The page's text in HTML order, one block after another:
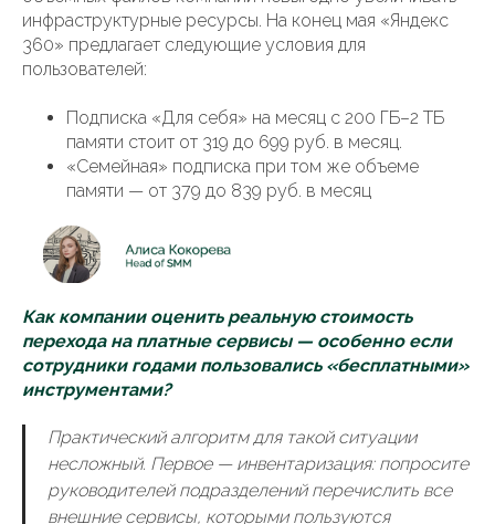
инфраструктурные ресурсы. На конец мая «Яндекс
360» предлагает следующие условия для
пользователей:
Подписка «Для себя» на месяц с 200 ГБ–2 ТБ
памяти стоит от 319 до 699 руб. в месяц.
«Семейная» подписка при том же объеме
памяти — от 379 до 839 руб. в месяц
Как компании оценить реальную стоимость
перехода на платные сервисы — особенно если
сотрудники годами пользовались «бесплатными»
инструментами?
Практический алгоритм для такой ситуации
несложный. Первое — инвентаризация: попросите
руководителей подразделений перечислить все
внешние сервисы, которыми пользуются